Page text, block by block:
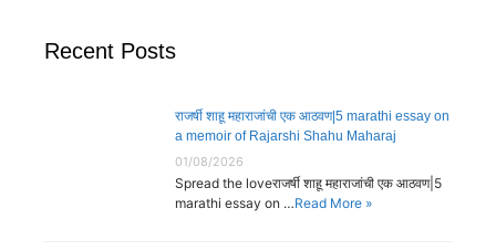
Recent Posts
राजर्षी शाहू महाराजांची एक आठवण|5 marathi essay on
a memoir of Rajarshi Shahu Maharaj
01/08/2026
Spread the loveराजर्षी शाहू महाराजांची एक आठवण|5
marathi essay on …Read More »